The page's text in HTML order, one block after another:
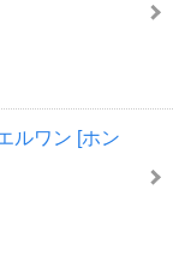
ルワン [ホン